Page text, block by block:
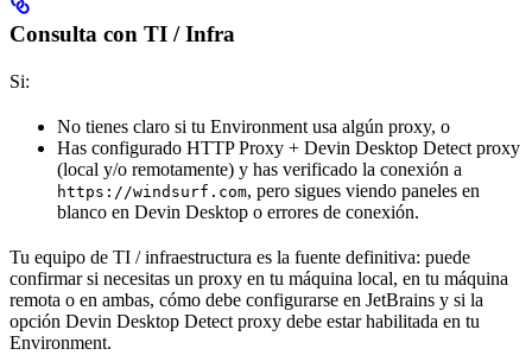
Consulta con TI / Infra
Si:
No tienes claro si tu Environment usa algún proxy, o
Has configurado HTTP Proxy + Devin Desktop Detect proxy
(local y/o remotamente) y has verificado la conexión a
https://windsurf.com, pero sigues viendo paneles en
blanco en Devin Desktop o errores de conexión.
Tu equipo de TI / infraestructura es la fuente definitiva: puede
confirmar si necesitas un proxy en tu máquina local, en tu máquina
remota o en ambas, cómo debe configurarse en JetBrains y si la
opción Devin Desktop Detect proxy debe estar habilitada en tu
Environment.